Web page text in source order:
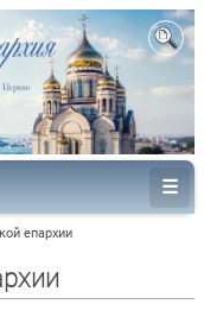
епархии